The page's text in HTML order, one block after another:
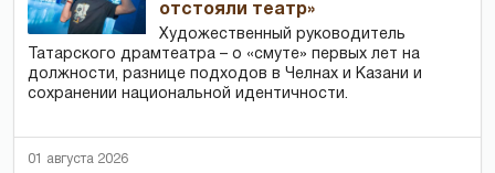
отстояли театр»
Художественный руководитель
Татарского драмтеатра – о «смуте» первых лет на
должности, разнице подходов в Челнах и Казани и
сохранении национальной идентичности.
01 августа 2026